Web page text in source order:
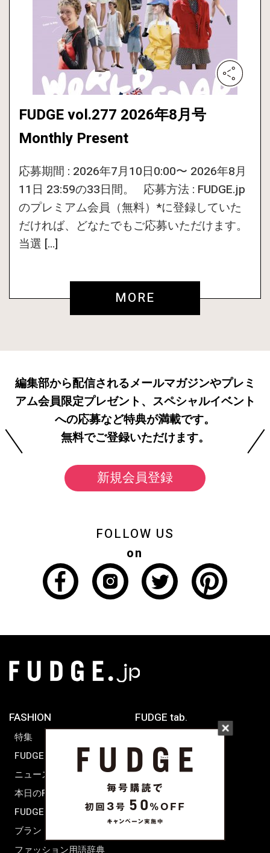
FUDGE vol.277 2026年8月号
Monthly Present
応募期間 : 2026年7月10日0:00〜 2026年8月
11日 23:59の33日間。 応募方法 : FUDGE.jp
のプレミアム会員（無料）*に登録していた
だければ、どなたでもご応募いただけます。
当選 […]
MORE
編集部から配信されるメールマガジンやプレミ
アム会員限定プレゼント、スペシャルイベント
への応募など特典が満載です。
無料でご登録いただけます。
新規会員登録
FOLLOW US
on
FASHION
特集
FUDGE dig.
ニュース
本日のFUDGE GIRL
FUDGE FRIEND
ブランドピックアップ
ファッション用語辞典
FUDGE tab.
WORLD SNAP
TOKYO
PARIS
LONDON